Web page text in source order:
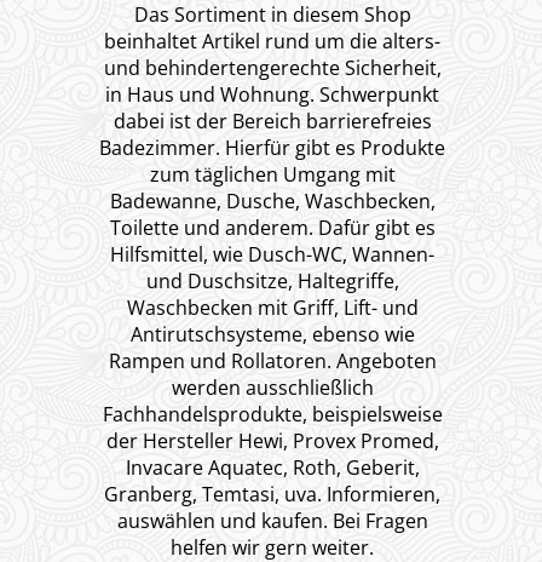
Das Sortiment in diesem Shop
beinhaltet Artikel rund um die alters-
und behindertengerechte Sicherheit,
in Haus und Wohnung. Schwerpunkt
dabei ist der Bereich barrierefreies
Badezimmer. Hierfür gibt es Produkte
zum täglichen Umgang mit
Badewanne, Dusche, Waschbecken,
Toilette und anderem. Dafür gibt es
Hilfsmittel, wie Dusch-WC, Wannen-
und Duschsitze, Haltegriffe,
Waschbecken mit Griff, Lift- und
Antirutschsysteme, ebenso wie
Rampen und Rollatoren. Angeboten
werden ausschließlich
Fachhandelsprodukte, beispielsweise
der Hersteller Hewi, Provex Promed,
Invacare Aquatec, Roth, Geberit,
Granberg, Temtasi, uva. Informieren,
auswählen und kaufen. Bei Fragen
helfen wir gern weiter.